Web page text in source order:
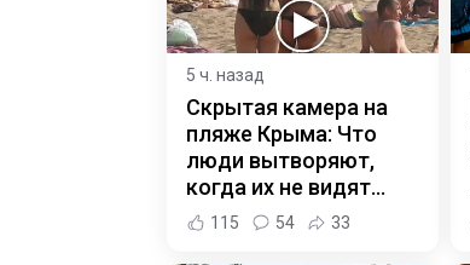
5 ч. назад
Скрытая камера на
пляже Крыма: Что
люди вытворяют,
когда их не видят...
115 54 33